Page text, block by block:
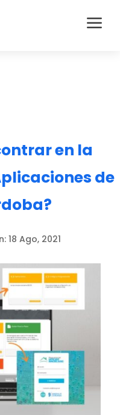
a
en la
de
18 Ago, 2021